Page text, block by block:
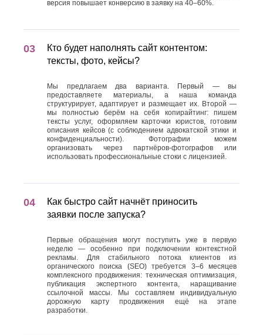
версия повышает конверсию в заявку на 40–60%.
Кто будет наполнять сайт контентом:
тексты, фото, кейсы?
Мы предлагаем два варианта. Первый — вы
предоставляете материалы, а наша команда
структурирует, адаптирует и размещает их. Второй —
мы полностью берём на себя копирайтинг: пишем
тексты услуг, оформляем карточки юристов, готовим
описания кейсов (с соблюдением адвокатской этики и
конфиденциальности). Фотографии можем
организовать через партнёров-фотографов или
использовать профессиональные стоки с лицензией.
Как быстро сайт начнёт приносить
заявки после запуска?
Первые обращения могут поступить уже в первую
неделю — особенно при подключении контекстной
рекламы. Для стабильного потока клиентов из
органического поиска (SEO) требуется 3–6 месяцев
комплексного продвижения: техническая оптимизация,
публикация экспертного контента, наращивание
ссылочной массы. Мы составляем индивидуальную
дорожную карту продвижения ещё на этапе
разработки.